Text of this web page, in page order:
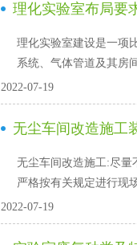
理化实验室布局要
理化实验室建设是一项比较
系统、气体管道及其
2022-07-19
无尘车间改造施工
无尘车间改造施工:尽量不
严格按有关规定进行现
2022-07-19